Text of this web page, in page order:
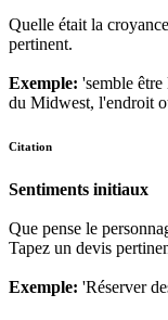
Quelle était la
pertinent.
Exemple: 'semble
du Midwest, l'endroit
Citation
Sentiments initiaux
Que pense le
Tapez un devis
Exemple: 'Réserver